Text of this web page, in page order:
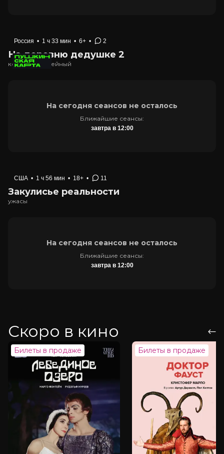
Россия • 1 ч 33 мин • 6+ • 2
На деревню дедушке 2
комедия, семейный
На сегодня сеансов не осталось
Ближайшие сеансы:
завтра в 12:00
США • 1 ч 56 мин • 18+ • 11
Закулисье реальности
ужасы
На сегодня сеансов не осталось
Ближайшие сеансы:
завтра в 12:00
Скоро в кино
Билеты в продаже Билеты в продаже